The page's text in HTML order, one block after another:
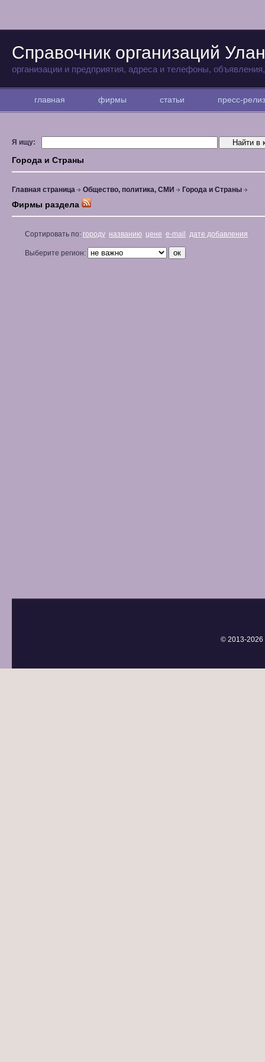
Справочник организаций
организации и предприятия, адреса и телефоны,
главная фирмы статьи пресс-
Я ищу:
Города и Страны
Главная страница Общество, политика, СМИ Города и Страны
Фирмы раздела
Сортировать по: городу названию цене e-mail дате добавления
Выберите регион:
© 2013-2026